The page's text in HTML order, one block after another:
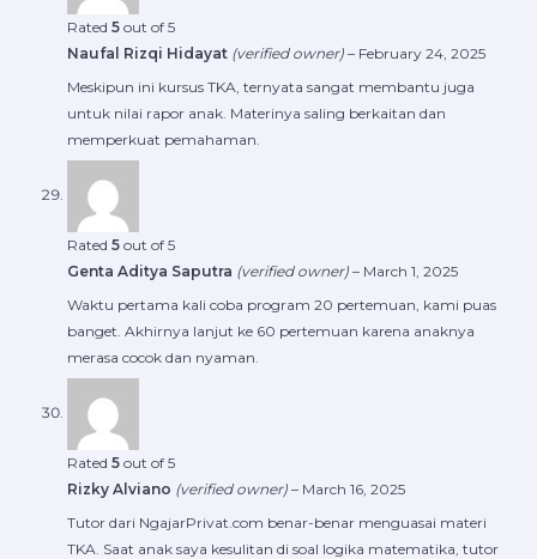
Rated 5 out of 5
Naufal Rizqi Hidayat (verified owner) – February 24, 2025
Meskipun ini kursus TKA, ternyata sangat membantu juga
untuk nilai rapor anak. Materinya saling berkaitan dan
memperkuat pemahaman.
Rated 5 out of 5
Genta Aditya Saputra (verified owner) – March 1, 2025
Waktu pertama kali coba program 20 pertemuan, kami puas
banget. Akhirnya lanjut ke 60 pertemuan karena anaknya
merasa cocok dan nyaman.
Rated 5 out of 5
Rizky Alviano (verified owner) – March 16, 2025
Tutor dari NgajarPrivat.com benar-benar menguasai materi
TKA. Saat anak saya kesulitan di soal logika matematika, tutor